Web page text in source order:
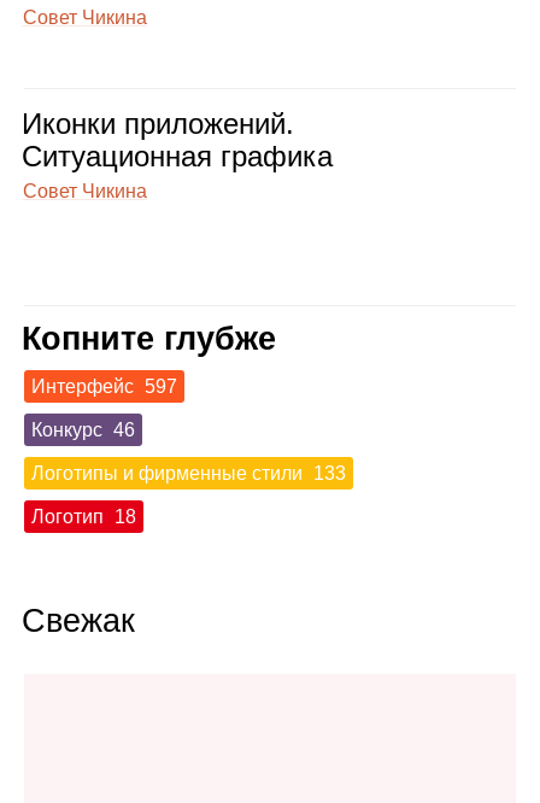
Совет Чикина
Иконки при­ло­же­ний.
Ситу­а­ци­он­ная гра­фика
Совет Чикина
Копните глубже
Интерфейс 597
Конкурс 46
Логотипы и фирменные стили 133
Логотип 18
Свежак